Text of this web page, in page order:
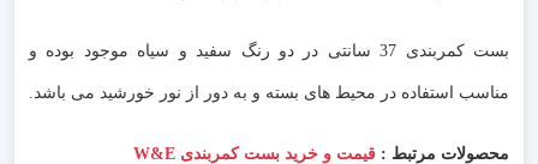
بست کمربندی 37 سانتی در دو رنگ سفید و سیاه موجود بوده و
مناسب استفاده در محیط های بسته و به دور از نور خورشید می باشد.
محصولات مرتبط : قیمت و خرید بست کمربندی W&E